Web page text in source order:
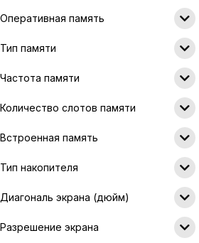
Оперативная память
Тип памяти
Частота памяти
Количество слотов памяти
Встроенная память
Тип накопителя
Диагональ экрана (дюйм)
Разрешение экрана